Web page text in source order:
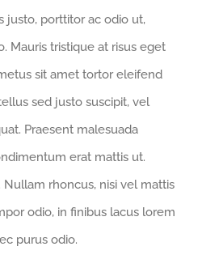
justo, porttitor ac odio ut,
Mauris tristique at risus eget
sit amet tortor eleifend
sed justo suscipit, vel
Praesent malesuada
erat mattis ut.
rhoncus, nisi vel mattis
odio, in finibus lacus lorem
purus odio.